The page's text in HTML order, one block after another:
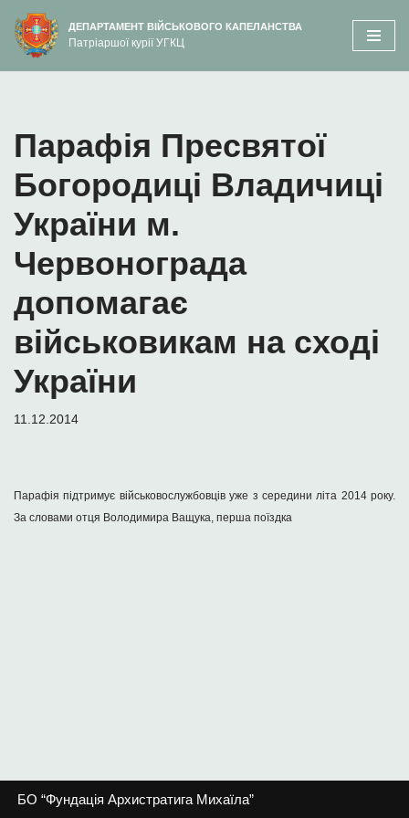
вмісту
Перейти
до
ДЕПАРТАМЕНТ ВІЙСЬКОВОГО КАПЕЛАНСТВА
Патріаршої курії УГКЦ
Парафія Пресвятої
Богородиці Владичиці
України м.
Червонограда
допомагає
військовикам на сході
України
11.12.2014
Парафія підтримує військовослужбовців уже з середини літа 2014 року.
За словами отця Володимира Ващука, перша поїздка
БО “Фундація Архистратига Михаїла”